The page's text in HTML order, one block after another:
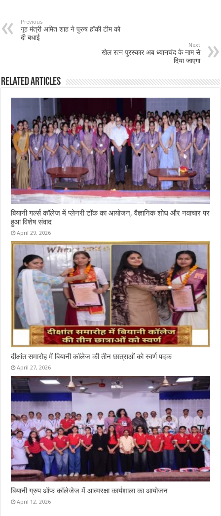
Previous
गृह मंत्री अमित शाह ने पुरुष हॉकी टीम को
दी बधाई
Next
खेल रत्न पुरस्कार अब ध्यानचंद के नाम से
दिया जाएगा
Related Articles
बियानी गर्ल्स कॉलेज में प्लेनरी टॉक का आयोजन, वैज्ञानिक शोध और नवाचार पर
हुआ विशेष संवाद
April 29, 2026
दीक्षांत समारोह में बियानी कॉलेज की तीन छात्राओं को स्वर्ण पदक
April 27, 2026
बियानी ग्रुप ऑफ कॉलेजेज में आत्मरक्षा कार्यशाला का आयोजन
April 12, 2026